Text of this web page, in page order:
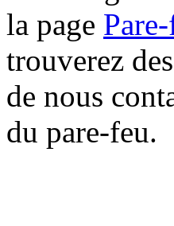
la page
trouverez
de nous
du pare-feu.